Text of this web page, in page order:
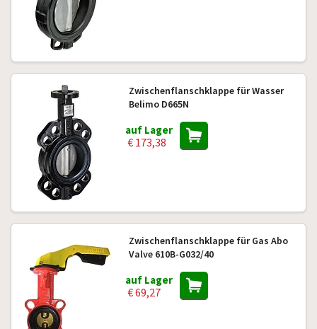
Zwischenflanschklappe für Wasser
Belimo D665N
auf Lager
€ 173,38
Zwischenflanschklappe für Gas Abo
Valve 610B-G032/40
auf Lager
€ 69,27